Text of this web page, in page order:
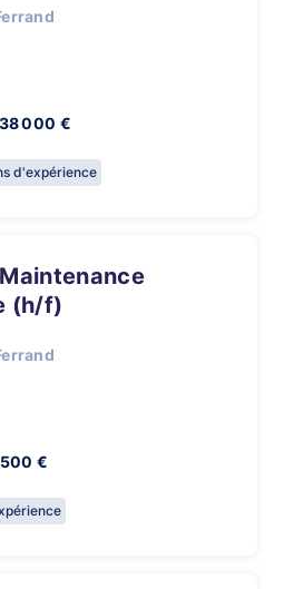
000 €
d'expérience
(h/f)
€